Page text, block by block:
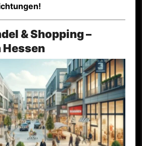
& Shopping –
Hessen